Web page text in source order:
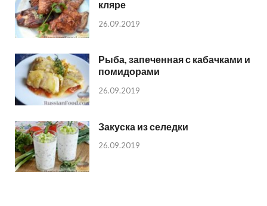
кляре
26.09.2019
Рыба, запеченная с кабачками и
помидорами
26.09.2019
Закуска из селедки
26.09.2019